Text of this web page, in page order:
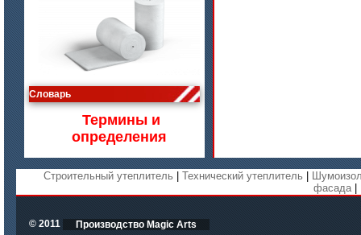
Изделия МКРВ-200, МКРВХ-250
Словарь
Термины и
определения
Строительный утеплитель Технический утеплитель
фасада|
© 2011 Производство Magic Arts